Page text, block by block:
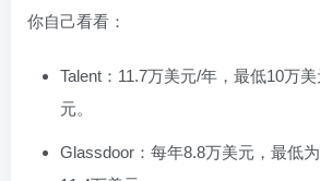
你自己看看：
Talent：11.7万美元/年，最低10万
元。
Glassdoor：每年8.8万美元，最低